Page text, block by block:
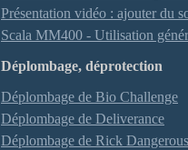
Présentation vidéo : ajouter du
Scala MM400 - Utilisation
Déplombage, déprotection
Déplombage de Bio Challenge
Déplombage de Deliverance
Déplombage de Rick